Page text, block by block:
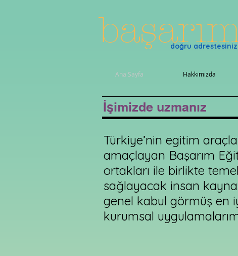
doğru adrestesiniz
Ana Sayfa Hakkımızda
İşimizde uzmanız
Türkiye’nin egitim
amaçlayan Başarım
ortakları ile birlikte
sağlayacak insan
genel kabul görmüş en
kurumsal